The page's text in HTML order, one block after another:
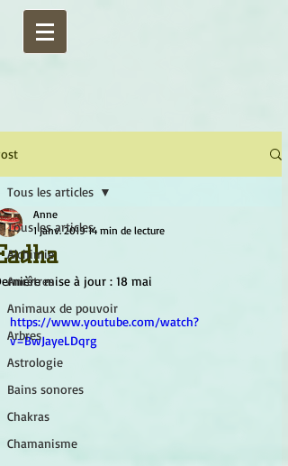
Tous les articles
Alchimie
Ancêtres
Animaux de pouvoir
Arbres
Astrologie
Bains sonores
Chakras
Chamanisme
Tous les articles
Anne
1 janv. 2019 14 min de lecture
mise à jour : 18 mai
https://www.youtube.com/watch?
v=BwJayeLDqrg